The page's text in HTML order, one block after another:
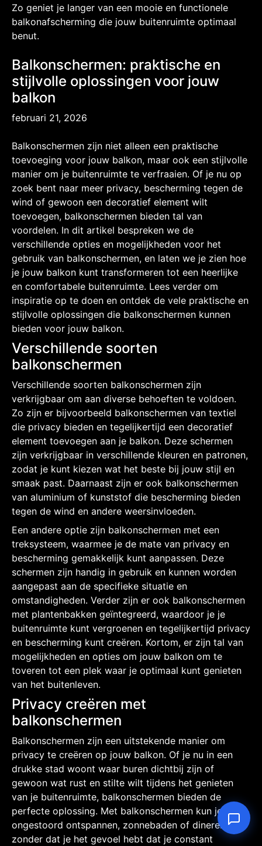
Zo geniet je langer van een mooie en functionele
balkonafscherming die jouw buitenruimte optimaal
benut.
Balkonschermen: praktische en
stijlvolle oplossingen voor jouw
balkon
februari 21, 2026
Balkonschermen zijn niet alleen een praktische
toevoeging voor jouw balkon, maar ook een stijlvolle
manier om je buitenruimte te verfraaien. Of je nu op
zoek bent naar meer privacy, bescherming tegen de
wind of gewoon een decoratief element wilt
toevoegen, balkonschermen bieden tal van
voordelen. In dit artikel bespreken we de
verschillende opties en mogelijkheden voor het
gebruik van balkonschermen, en laten we je zien hoe
je jouw balkon kunt transformeren tot een heerlijke
en comfortabele buitenruimte. Lees verder om
inspiratie op te doen en ontdek de vele praktische en
stijlvolle oplossingen die balkonschermen kunnen
bieden voor jouw balkon.
Verschillende soorten
balkonschermen
Verschillende soorten balkonschermen zijn
verkrijgbaar om aan diverse behoeften te voldoen.
Zo zijn er bijvoorbeeld balkonschermen van textiel
die privacy bieden en tegelijkertijd een decoratief
element toevoegen aan je balkon. Deze schermen
zijn verkrijgbaar in verschillende kleuren en patronen,
zodat je kunt kiezen wat het beste bij jouw stijl en
smaak past. Daarnaast zijn er ook balkonschermen
van aluminium of kunststof die bescherming bieden
tegen de wind en andere weersinvloeden.
Een andere optie zijn balkonschermen met een
treksysteem, waarmee je de mate van privacy en
bescherming gemakkelijk kunt aanpassen. Deze
schermen zijn handig in gebruik en kunnen worden
aangepast aan de specifieke situatie en
omstandigheden. Verder zijn er ook balkonschermen
met plantenbakken geïntegreerd, waardoor je je
buitenruimte kunt vergroenen en tegelijkertijd privacy
en bescherming kunt creëren. Kortom, er zijn tal van
mogelijkheden en opties om jouw balkon om te
toveren tot een plek waar je optimaal kunt genieten
van het buitenleven.
Privacy creëren met
balkonschermen
Balkonschermen zijn een uitstekende manier om
privacy te creëren op jouw balkon. Of je nu in een
drukke stad woont waar buren dichtbij zijn of
gewoon wat rust en stilte wilt tijdens het genieten
van je buitenruimte, balkonschermen bieden de
perfecte oplossing. Met balkonschermen kun je
ongestoord ontspannen, zonnebaden of dineren
zonder dat je het gevoel hebt dat je constant